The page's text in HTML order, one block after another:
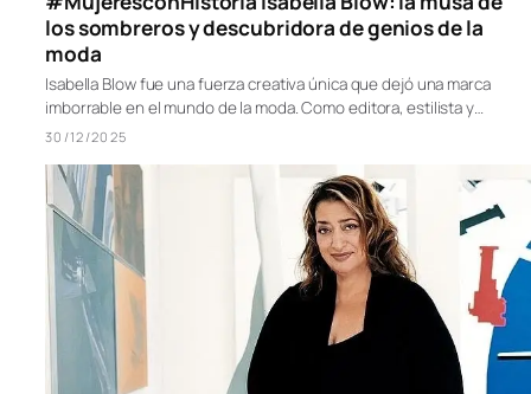
los sombreros y descubridora de genios de la
moda
Isabella Blow fue una fuerza creativa única que dejó una marca
imborrable en el mundo de la moda. Como editora, estilista y…
30/12/2025